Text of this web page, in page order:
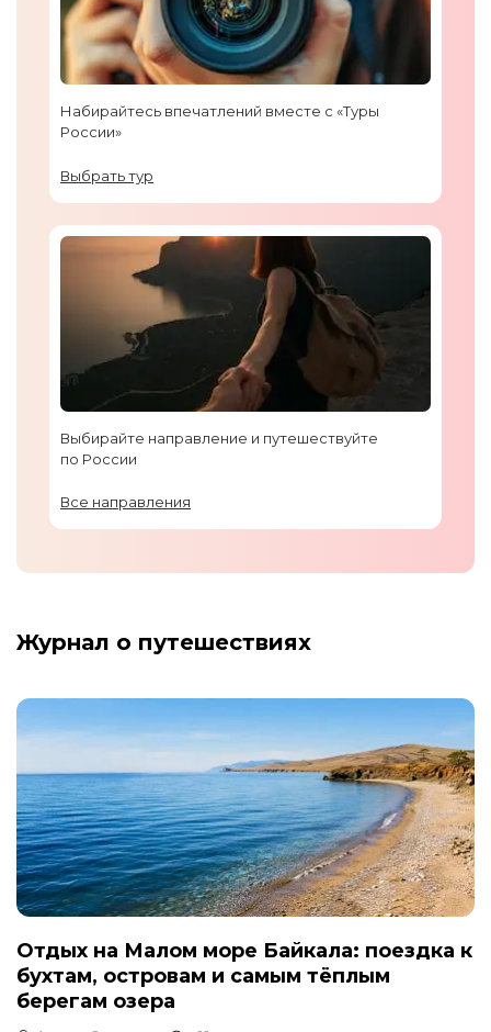
Набирайтесь впечатлений вместе с «Туры
России»
Выбрать тур
Выбирайте направление и путешествуйте
по России
Все направления
Журнал о путешествиях
Отдых на Малом море Байкала: поездка к
бухтам, островам и самым тёплым
берегам озера